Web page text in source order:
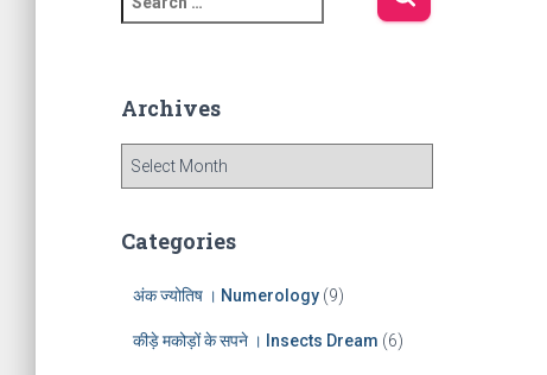
e
c
f
Archives
h
Categories
अंक ज्योतिष । Numerology (9)
कीड़े मकोड़ों के सपने । Insects Dream (6)